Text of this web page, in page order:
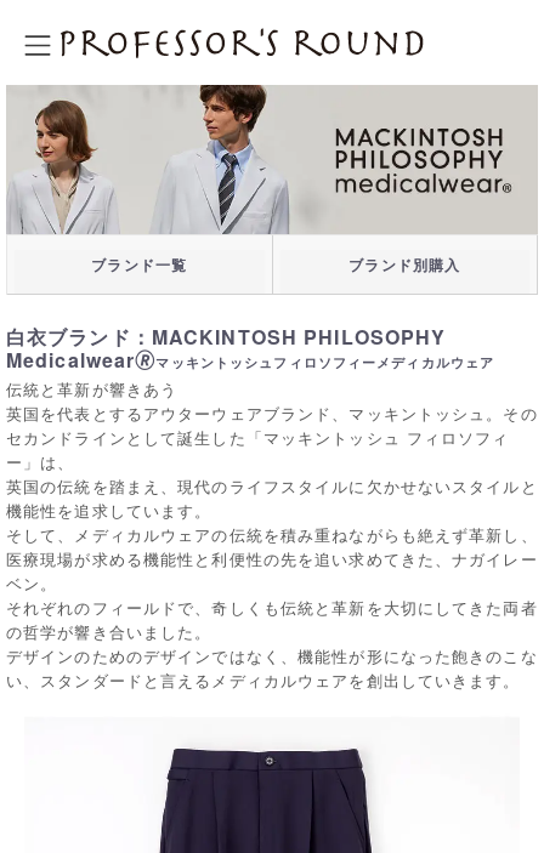
プロフェッサーズラウンド
ブランド一覧 ブランド別購入
白衣ブランド：MACKINTOSH PHILOSOPHY
Medicalwear🄬マッキントッシュフィロソフィーメディカルウェア
伝統と革新が響きあう
英国を代表とするアウターウェアブランド、マッキントッシュ。その
セカンドラインとして誕生した「マッキントッシュ フィロソフィ
ー」は、
英国の伝統を踏まえ、現代のライフスタイルに欠かせないスタイルと
機能性を追求しています。
そして、メディカルウェアの伝統を積み重ねながらも絶えず革新し、
医療現場が求める機能性と利便性の先を追い求めてきた、ナガイレー
ベン。
それぞれのフィールドで、奇しくも伝統と革新を大切にしてきた両者
の哲学が響き合いました。
デザインのためのデザインではなく、機能性が形になった飽きのこな
い、スタンダードと言えるメディカルウェアを創出していきます。